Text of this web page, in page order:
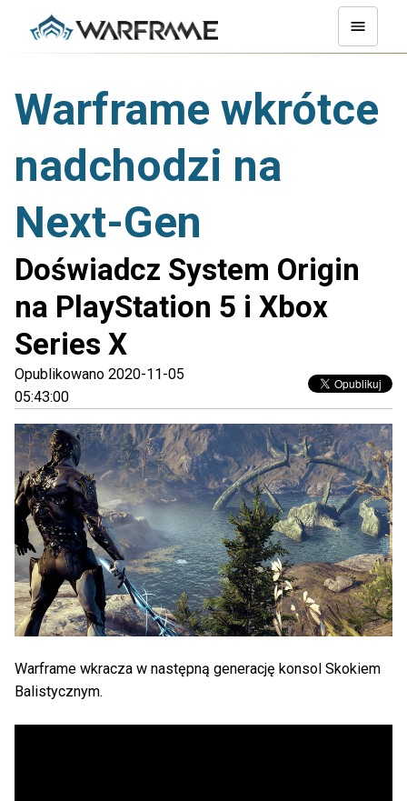
Warframe wkrótce
nadchodzi na
Next-Gen
Doświadcz System Origin
na PlayStation 5 i Xbox
Series X
Opublikowano 2020-11-05
05:43:00
Warframe wkracza w następną generację konsol Skokiem
Balistycznym.